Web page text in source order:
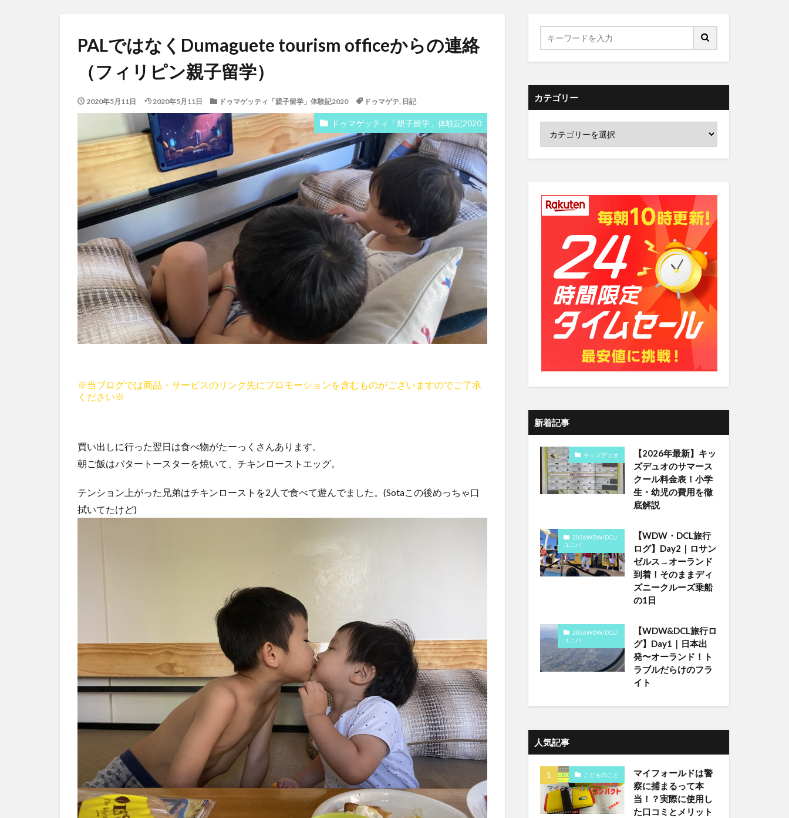
PALではなくDumaguete tourism officeからの連絡
（フィリピン親子留学）
2020年5月11日 2020年5月11日 ドゥマゲッティ「親子留学」体験記2020 ドゥマゲテ, 日記
ドゥマゲッティ「親子留学」体験記2020
※当ブログでは商品・サービスのリンク先にプロモーションを含むものがございますのでご了承
ください※
買い出しに行った翌日は食べ物がたーっくさんあります。
朝ご飯はバタートースターを焼いて、チキンローストエッグ。
テンション上がった兄弟はチキンローストを2人で食べて遊んでました。(Sotaこの後めっちゃ口
拭いてたけど)
カテゴリー
新着記事
キッズデュオ
【2026年最新】キッ
ズデュオのサマース
クール料金表！小学
生・幼児の費用を徹
底解説
2026WDW/DCL/
ユニバ
【WDW・DCL旅行
ログ】Day2｜ロサン
ゼルス→オーランド
到着！そのままディ
ズニークルーズ乗船
の1日
2026WDW/DCL/
ユニバ
【WDW&DCL旅行ロ
グ】Day1｜日本出
発〜オーランド！ト
ラブルだらけのフラ
イト
人気記事
こどものこと
マイフォールドは警
察に捕まるって本
当！？実際に使用し
た口コミとメリット